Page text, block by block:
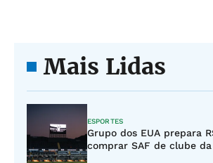
Mais Lidas
ESPORTES
Grupo dos EUA prepara
comprar SAF de clube